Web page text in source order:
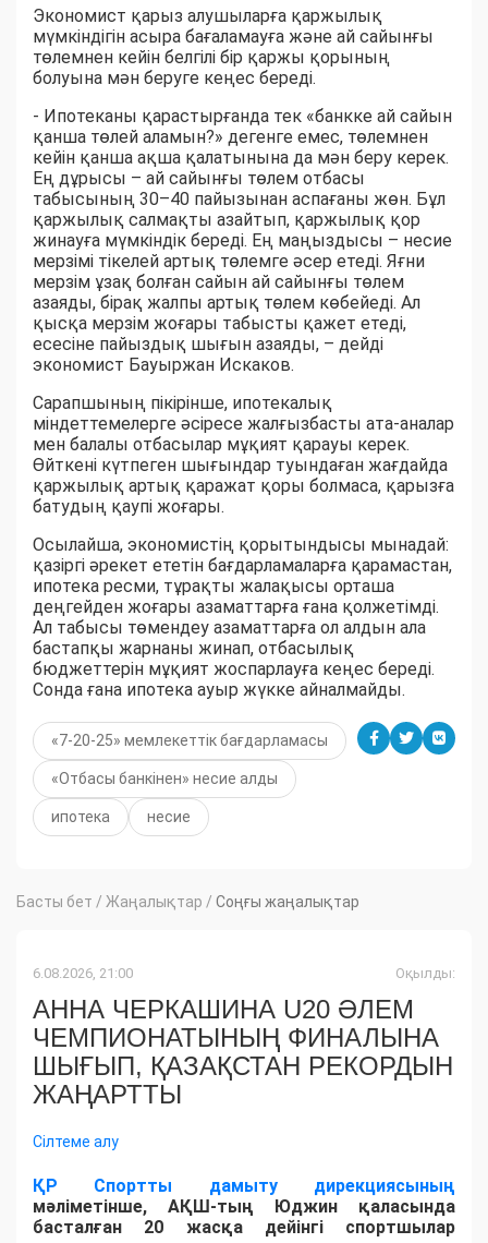
Экономист қарыз алушыларға қаржылық
мүмкіндігін асыра бағаламауға және ай сайынғы
төлемнен кейін белгілі бір қаржы қорының
болуына мән беруге кеңес береді.
- Ипотеканы қарастырғанда тек «банкке ай сайын
қанша төлей аламын?» дегенге емес, төлемнен
кейін қанша ақша қалатынына да мән беру керек.
Ең дұрысы – ай сайынғы төлем отбасы
табысының 30–40 пайызынан аспағаны жөн. Бұл
қаржылық салмақты азайтып, қаржылық қор
жинауға мүмкіндік береді. Ең маңыздысы – несие
мерзімі тікелей артық төлемге әсер етеді. Яғни
мерзім ұзақ болған сайын ай сайынғы төлем
азаяды, бірақ жалпы артық төлем көбейеді. Ал
қысқа мерзім жоғары табысты қажет етеді,
есесіне пайыздық шығын азаяды, – дейді
экономист Бауыржан Искаков.
Сарапшының пікірінше, ипотекалық
міндеттемелерге әсіресе жалғызбасты ата-аналар
мен балалы отбасылар мұқият қарауы керек.
Өйткені күтпеген шығындар туындаған жағдайда
қаржылық артық қаражат қоры болмаса, қарызға
батудың қаупі жоғары.
Осылайша, экономистің қорытындысы мынадай:
қазіргі әрекет ететін бағдарламаларға қарамастан,
ипотека ресми, тұрақты жалақысы орташа
деңгейден жоғары азаматтарға ғана қолжетімді.
Ал табысы төмендеу азаматтарға ол алдын ала
бастапқы жарнаны жинап, отбасылық
бюджеттерін мұқият жоспарлауға кеңес береді.
Сонда ғана ипотека ауыр жүкке айналмайды.
«7-20-25» мемлекеттік бағдарламасы
«Отбасы банкінен» несие алды
ипотека несие
Басты бет / Жаңалықтар / Соңғы жаңалықтар
6.08.2026, 21:00 Оқылды:
АННА ЧЕРКАШИНА U20 ӘЛЕМ
ЧЕМПИОНАТЫНЫҢ ФИНАЛЫНА
ШЫҒЫП, ҚАЗАҚСТАН РЕКОРДЫН
ЖАҢАРТТЫ
Сілтеме алу
ҚР Спортты дамыту дирекциясының
мәліметінше, АҚШ-тың Юджин қаласында
басталған 20 жасқа дейінгі спортшылар